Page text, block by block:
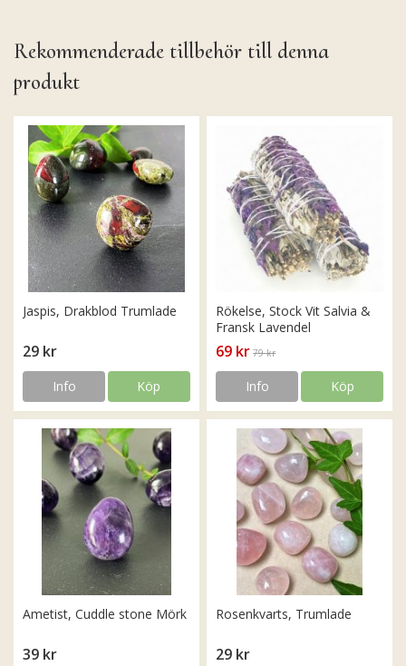
Rekommenderade tillbehör till denna
produkt
Jaspis, Drakblod Trumlade
29 kr
Info Köp
Rökelse, Stock Vit Salvia &
Fransk Lavendel
69 kr 79 kr
Info Köp
Ametist, Cuddle stone Mörk
39 kr
Rosenkvarts, Trumlade
29 kr